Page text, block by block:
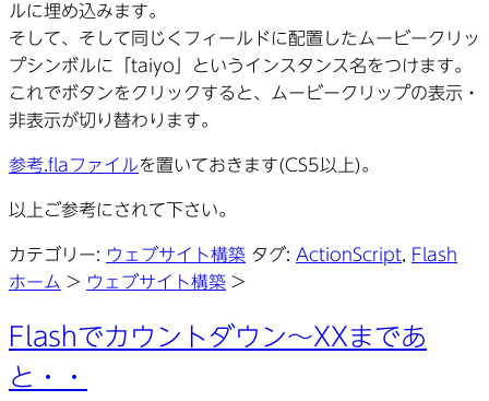
ルに埋め込みます。
そして、そして同じくフィールドに配置したムービークリッ
プシンボルに「taiyo」というインスタンス名をつけます。
これでボタンをクリックすると、ムービークリップの表示・
非表示が切り替わります。
参考.flaファイルを置いておきます(CS5以上)。
以上ご参考にされて下さい。
カテゴリー: ウェブサイト構築 タグ: ActionScript
Flash
ホーム > ウェブサイト構築 >
Flashでカウントダウン～XXまであ
と・・